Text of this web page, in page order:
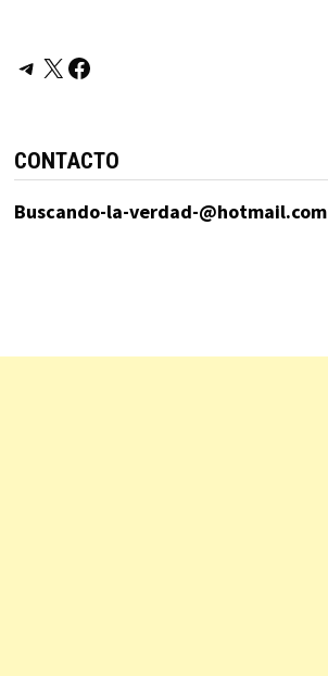
Telegram
X Facebook
CONTACTO
Buscando-la-verdad-@hotmail.com